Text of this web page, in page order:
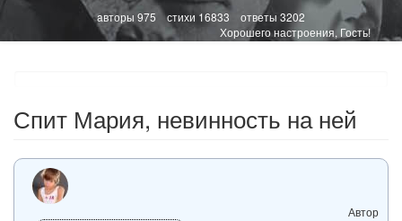
aвторы 975стихи 16833 ответы 3202
Хорошего настроения, Гость!
Спит Мария, невинность на ней
Автор